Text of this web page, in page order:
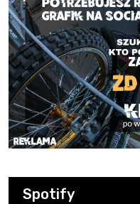
Spotify